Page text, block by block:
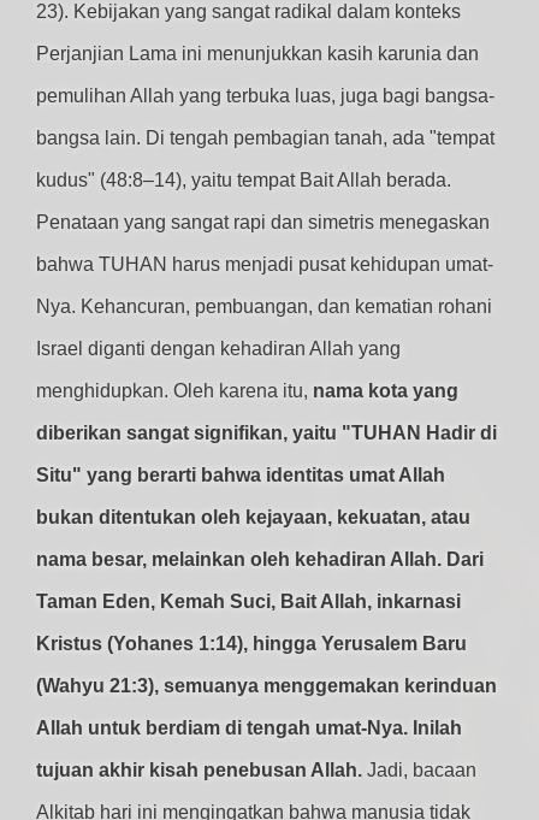
23). Kebijakan yang sangat radikal dalam konteks
Perjanjian Lama ini menunjukkan kasih karunia dan
pemulihan Allah yang terbuka luas, juga bagi bangsa-
bangsa lain. Di tengah pembagian tanah, ada "tempat
kudus" (48:8–14), yaitu tempat Bait Allah berada.
Penataan yang sangat rapi dan simetris menegaskan
bahwa TUHAN harus menjadi pusat kehidupan umat-
Nya. Kehancuran, pembuangan, dan kematian rohani
Israel diganti dengan kehadiran Allah yang
menghidupkan. Oleh karena itu, nama kota yang
diberikan sangat signifikan, yaitu "TUHAN Hadir di
Situ" yang berarti bahwa identitas umat Allah
bukan ditentukan oleh kejayaan, kekuatan, atau
nama besar, melainkan oleh kehadiran Allah. Dari
Taman Eden, Kemah Suci, Bait Allah, inkarnasi
Kristus (Yohanes 1:14), hingga Yerusalem Baru
(Wahyu 21:3), semuanya menggemakan kerinduan
Allah untuk berdiam di tengah umat-Nya. Inilah
tujuan akhir kisah penebusan Allah. Jadi, bacaan
Alkitab hari ini mengingatkan bahwa manusia tidak